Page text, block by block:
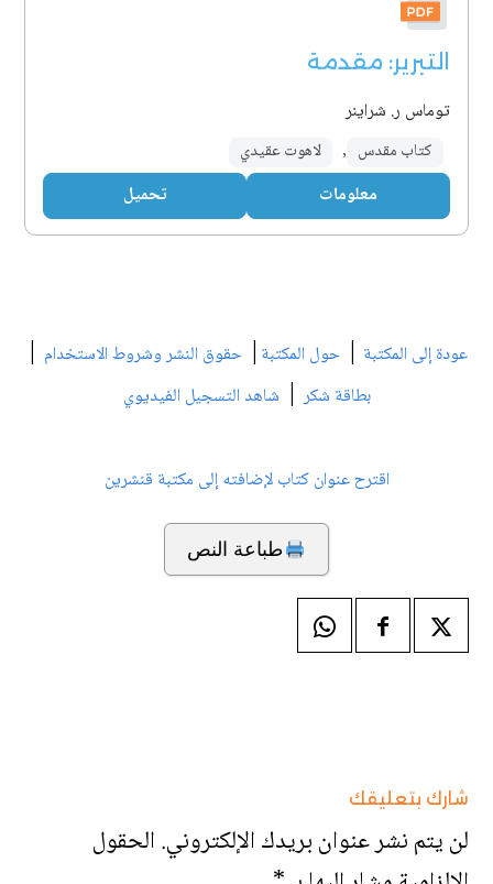
التبرير: مقدمة
توماس ر. شراينر
كتاب مقدس , لاهوت عقيدي
معلومات تحميل
عودة إلى المكتبة | حول المكتبة | حقوق النشر وشروط الاستخدام |
بطاقة شكر| شاهد التسجيل الفيديوي
اقترح عنوان كتاب لإضافته إلى مكتبة قنشرين
طباعة النص
شارك بتعليقك
لن يتم نشر عنوان بريدك الإلكتروني.الحقول